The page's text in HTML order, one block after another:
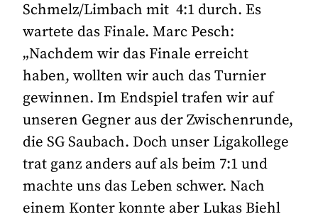
Schmelz/Limbach mit 4:1 durch. Es
wartete das Finale. Marc Pesch:
„Nachdem wir das Finale erreicht
haben, wollten wir auch das Turnier
gewinnen. Im Endspiel trafen wir auf
unseren Gegner aus der Zwischenrunde,
die SG Saubach. Doch unser Ligakollege
trat ganz anders auf als beim 7:1 und
machte uns das Leben schwer. Nach
einem Konter konnte aber Lukas Biehl